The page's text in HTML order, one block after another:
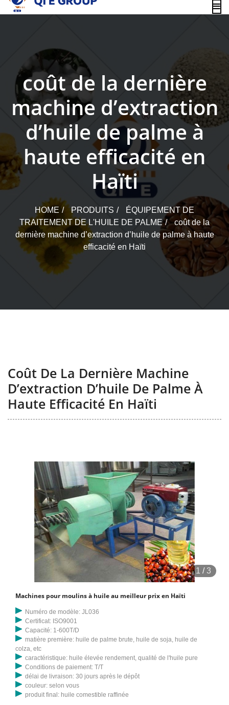
content
coût de la dernière
machine d’extraction
d’huile de palme à
haute efficacité en
Haïti
HOME PRODUITS
ÉQUIPEMENT DE
TRAITEMENT DE L'HUILE DE PALME
coût de la
dernière machine d’extraction d’huile de palme à haute
efficacité en Haïti
Coût De La Dernière Machine
D’extraction D’huile De Palme À
Haute Efficacité En Haïti
1 /3
Machines pour moulins à huile au meilleur prix en Haïti
Numéro de modèle: JL036
Certificat: ISO9001
Capacité: 1-600T/D
matière première: huile de palme brute, huile de soja, huile de
colza, etc
caractéristique: huile élevée rendement, qualité de l'huile pure
Conditions de paiement: T/T
délai de livraison: 30 jours après le dépôt
couleur: selon vous
produit final: huile comestible raffinée